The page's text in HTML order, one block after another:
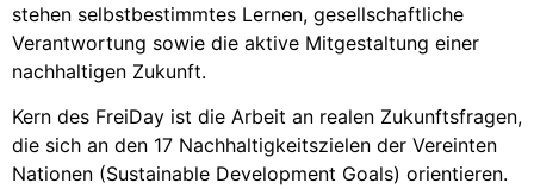
stehen selbstbestimmtes Lernen, gesellschaftliche
Verantwortung sowie die aktive Mitgestaltung einer
nachhaltigen Zukunft.
Kern des FreiDay ist die Arbeit an realen Zukunftsfragen,
die sich an den 17 Nachhaltigkeitszielen der Vereinten
Nationen (Sustainable Development Goals) orientieren.